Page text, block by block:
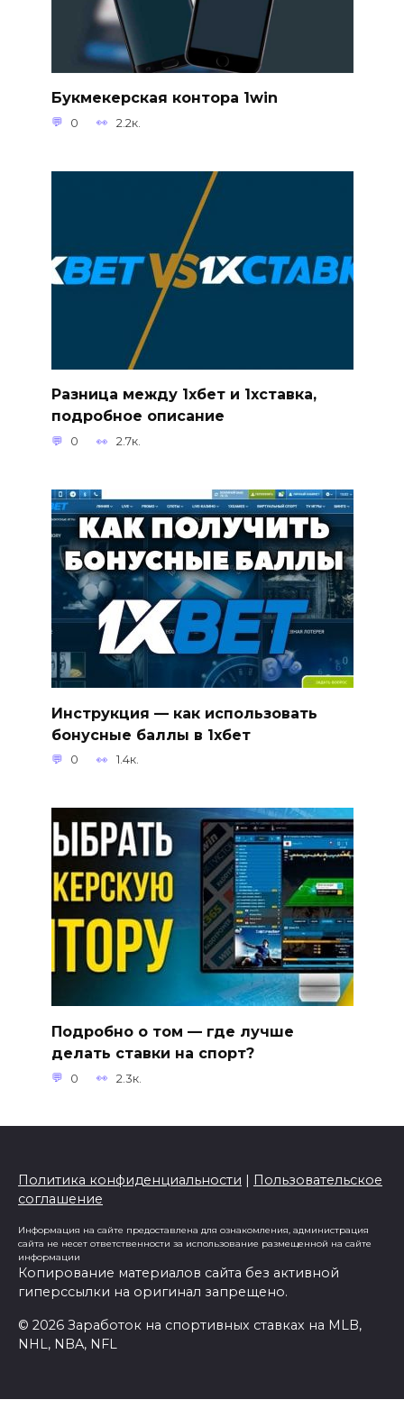
Букмекерская контора 1win
0 2.2к.
Разница между 1хбет и 1хставка,
подробное описание
0 2.7к.
Инструкция — как использовать
бонусные баллы в 1хбет
0 1.4к.
Подробно о том — где лучше
делать ставки на спорт?
0 2.3к.
Политика конфиденциальности
Пользовательское
соглашение
Информация на сайте предоставлена для ознакомления, администрация
сайта не несет ответственности за использование размещенной на сайте
информации
Копирование материалов сайта без активной
гиперссылки на оригинал запрещено.
© 2026 Заработок на спортивных ставках на MLB,
NHL, NBA, NFL